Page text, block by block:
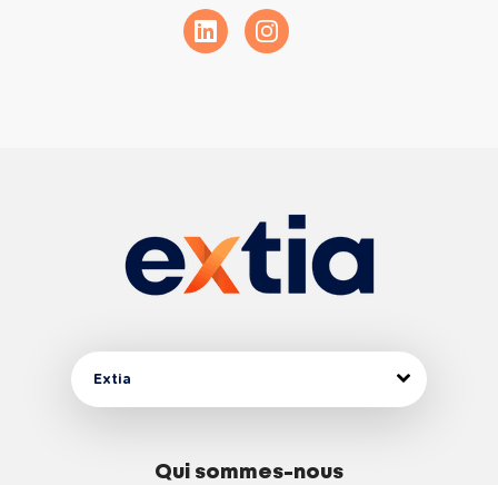
Extia
Qui sommes-nous